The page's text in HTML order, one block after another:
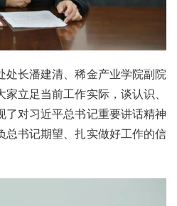
处长潘建清、稀金产业学院副院
立足当前工作实际，谈认识、
了对习近平总书记重要讲话精神
总书记期望、扎实做好工作的信